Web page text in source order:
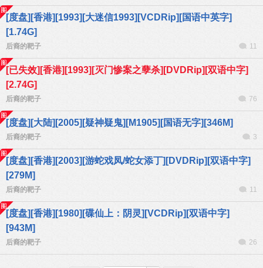
[度盘][香港][1993][大迷信1993][VCDRip][国语中英字]
[1.74G]
后裔的靶子 11
[已失效][香港][1993][灭门惨案之孽杀][DVDRip][双语中字]
[2.74G]
后裔的靶子 76
[度盘][大陆][2005][疑神疑鬼][M1905][国语无字][346M]
后裔的靶子 3
[度盘][香港][2003][游蛇戏凤/蛇女添丁][DVDRip][双语中字]
[279M]
后裔的靶子 11
[度盘][香港][1980][碟仙上：阴灵][VCDRip][双语中字]
[943M]
后裔的靶子 26